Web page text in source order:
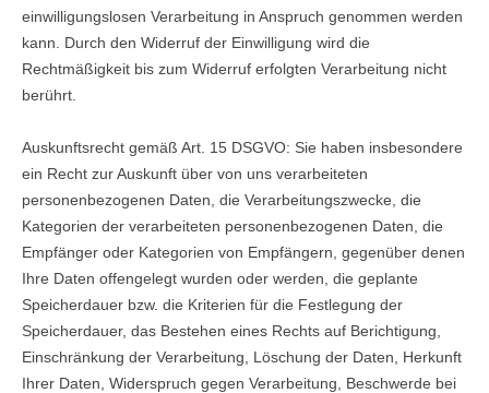
einwilligungslosen Verarbeitung in Anspruch genommen werden
kann. Durch den Widerruf der Einwilligung wird die
Rechtmäßigkeit bis zum Widerruf erfolgten Verarbeitung nicht
berührt.
Auskunftsrecht gemäß Art. 15 DSGVO: Sie haben insbesondere
ein Recht zur Auskunft über von uns verarbeiteten
personenbezogenen Daten, die Verarbeitungszwecke, die
Kategorien der verarbeiteten personenbezogenen Daten, die
Empfänger oder Kategorien von Empfängern, gegenüber denen
Ihre Daten offengelegt wurden oder werden, die geplante
Speicherdauer bzw. die Kriterien für die Festlegung der
Speicherdauer, das Bestehen eines Rechts auf Berichtigung,
Einschränkung der Verarbeitung, Löschung der Daten, Herkunft
Ihrer Daten, Widerspruch gegen Verarbeitung, Beschwerde bei